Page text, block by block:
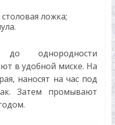
ложка;
однородности
в удобной миске. На
наносят на час под
Затем промывают